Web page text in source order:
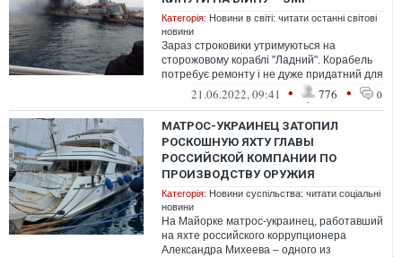
Категорія: Новини в світі: читати останні світові
новини
Зараз строковики утримуються на
сторожовому кораблі "Ладний". Корабель
потребує ремонту і не дуже придатний для
походів.21.06.2022, 09:41 • 776 • 0
МАТРОС-УКРАИНЕЦ ЗАТОПИЛ
РОСКОШНУЮ ЯХТУ ГЛАВЫ
РОССИЙСКОЙ КОМПАНИИ ПО
ПРОИЗВОДСТВУ ОРУЖИЯ
Категорія: Новини суспільства: читати соціальні
новини
На Майорке матрос-украинец, работавший
на яхте российского коррупционера
Александра Михеева – одного из